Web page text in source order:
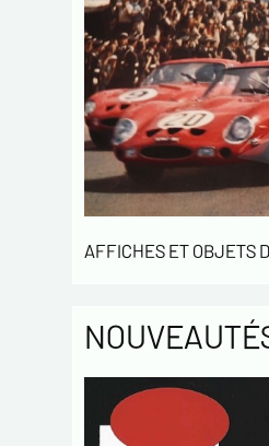
AFFICHES ET OBJETS